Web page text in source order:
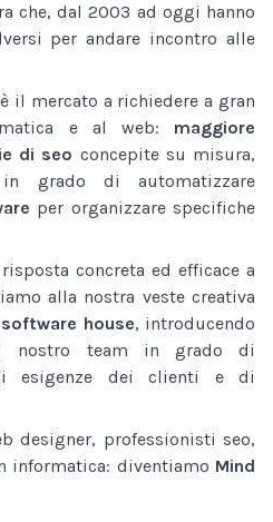
che, dal 2003 ad oggi hanno
per andare incontro alle
il mercato a richiedere a gran
e al web: maggiore
di seo concepite su misura,
grado di automatizzare
per organizzare specifiche
concreta ed efficace a
alla nostra veste creativa
software house, introducendo
nostro team in grado di
esigenze dei clienti e di
designer, professionisti seo,
informatica: diventiamo Mind